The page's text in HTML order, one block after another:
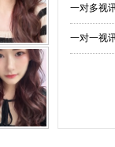
一对多视
一对一视